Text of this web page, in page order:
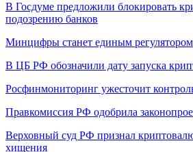
В Госдуме предложили блокировать
подозрению банков
Минцифры станет единым
В ЦБ РФ обозначили дату запуска
Росфинмониторинг ужесточит
Правкомиссия РФ одобрила
Верховный суд РФ признал
хищения